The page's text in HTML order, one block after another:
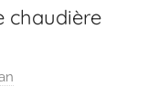
chaudière